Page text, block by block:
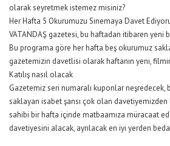
olarak seyretmek istemez misiniz?
Her Hafta 5 Okurumuzu Sinemaya Davet
VATANDAŞ gazetesi, bu haftadan itibaren yeni
Bu programa göre her hafta beş okurumuz
gazetemizin davetlisi olarak haftanın yeni,
Katılış nasıl olacak
Gazetemiz seri numaralı kuponlar neşredecek,
saklayan isabet şansı çok olan davetiyemizden
sahibi bir hafta içinde matbaamıza müracaat
davetiyesini alacak, ayrılacak en iyi yerden